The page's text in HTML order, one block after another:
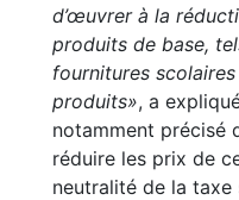
d’œuvrer à la
produits de base,
fournitures scolaires
produits», a
notamment précisé
réduire les prix de
neutralité de la taxe